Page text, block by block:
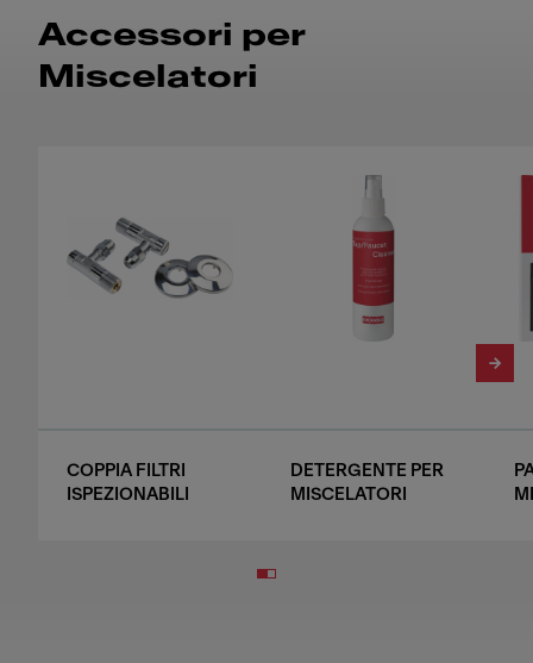
Accessori per
Miscelatori
COPPIA FILTRI
ISPEZIONABILI
DETERGENTE PER
MISCELATORI